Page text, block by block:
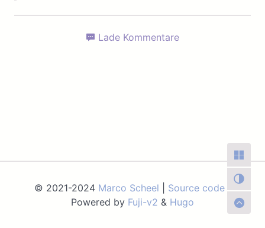
Lade Kommentare
© 2021-2024 Marco Scheel Source code |
Powered by Fuji-v2 & Hugo